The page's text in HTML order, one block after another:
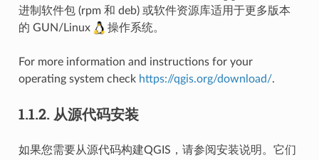
进制软件包 (rpm 和 deb) 或软件资源库适用于更多版本
的 GUN/Linux
操作系统。
For more information and instructions for your
operating system check https://qgis.org/download/.
1.1.2. 从源代码安装
如果您需要从源代码构建QGIS，请参阅安装说明。它们